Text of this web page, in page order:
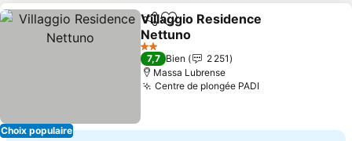
Choix populaire
PartagerAjouter à mes favoris
Villaggio Residence
Nettuno
2 Étoiles
7,7 Bien
2 251
Massa Lubrense
Centre de plongée PADI